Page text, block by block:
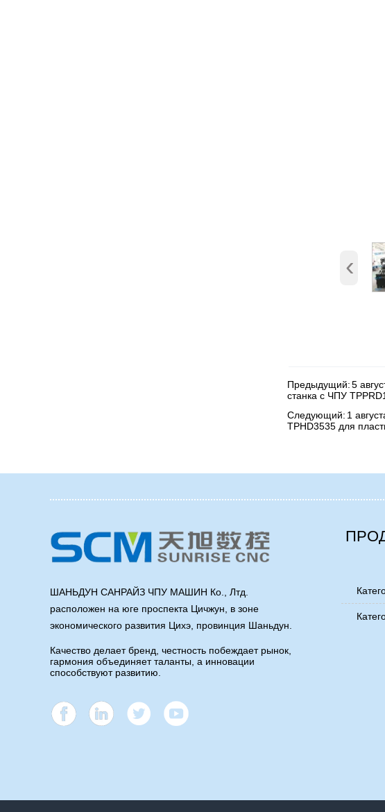
ШАНЬДУН САНРАЙЗ ЧПУ МАШИН Ко., Лтд.
расположен на юге проспекта Цичжун, в зоне
экономического развития Цихэ, провинция Шаньдун.
Качество делает бренд, честность побеждает рынок,
гармония объединяет таланты, а инновации
способствуют развитию.
Предыдущий:5
станка с ЧПУ
Следующий: 1
TPHD3535 для
‹